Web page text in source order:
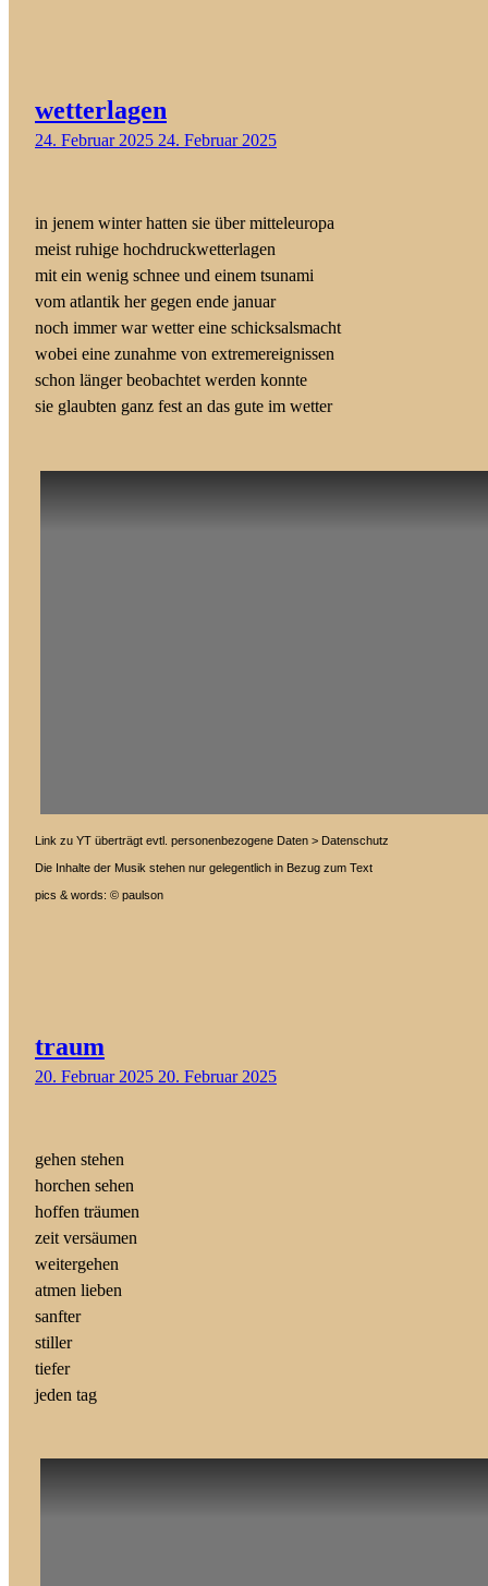
wetterlagen
24. Februar 2025 24. Februar 2025
in jenem winter hatten sie über mitteleuropa
meist ruhige hochdruckwetterlagen
mit ein wenig schnee und einem tsunami
vom atlantik her gegen ende januar
noch immer war wetter eine schicksalsmacht
wobei eine zunahme von extremereignissen
schon länger beobachtet werden konnte
sie glaubten ganz fest an das gute im wetter
Link zu YT überträgt evtl. personenbezogene Daten > Datenschutz
Die Inhalte der Musik stehen nur gelegentlich in Bezug zum Text
pics & words: © paulson
traum
20. Februar 2025 20. Februar 2025
gehen stehen
horchen sehen
hoffen träumen
zeit versäumen
weitergehen
atmen lieben
sanfter
stiller
tiefer
jeden tag